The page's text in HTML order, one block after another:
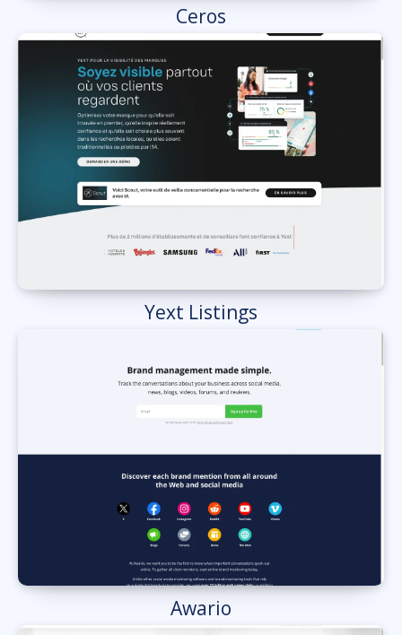
Ceros
Yext Listings
Awario